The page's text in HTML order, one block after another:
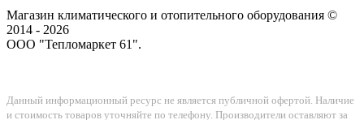
Магазин климатического и отопительного оборудования ©
2014 - 2026
ООО "Тепломаркет 61".
Данный информационный ресурс не является публичной офертой. Наличие
и стоимость товаров уточняйте по телефону. Производители оставляют за